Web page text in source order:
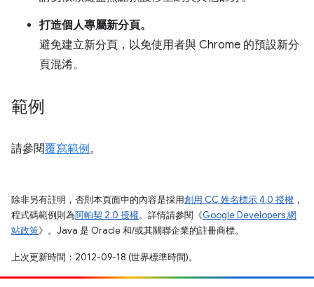
打造個人專屬新分頁。
避免建立新分頁，以免使用者與 Chrome 的預設新分
頁混淆。
範例
請參閱覆寫範例。
除非另有註明，否則本頁面中的內容是採用創用 CC 姓名標示 4.0 授權 ，
程式碼範例則為阿帕契 2.0 授權。詳情請參閱《Google Developers 網
站政策》。Java 是 Oracle 和/或其關聯企業的註冊商標。
上次更新時間：2012-09-18 (世界標準時間)。